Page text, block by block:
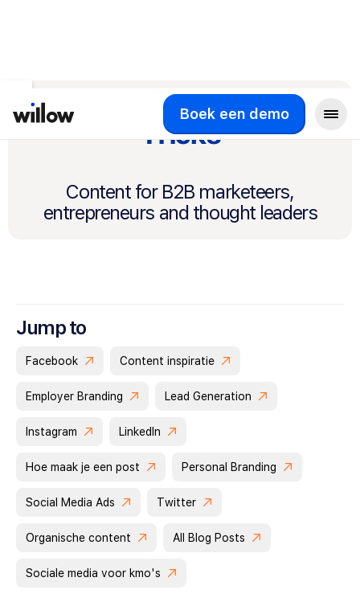
Boek een demo
Social Media Tips &
Tricks
Content for B2B marketeers,
entrepreneurs and thought leaders
Jump to
Facebook Content inspiratie
Employer Branding Lead Generation
Instagram LinkedIn
Hoe maak je een post Personal Branding
Social Media Ads Twitter
Organische content All Blog Posts
Sociale media voor kmo's